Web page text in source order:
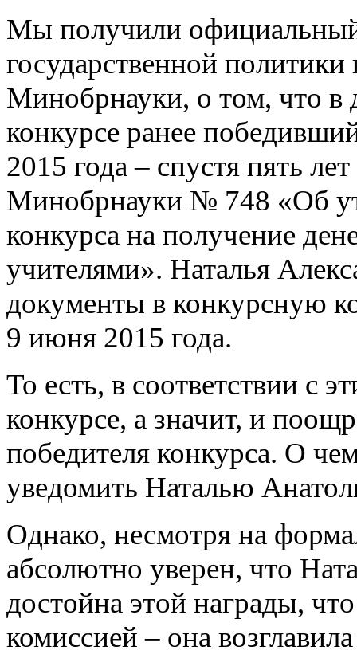
Мы получили
государственной
Минобрнауки, о том, что в
конкурсе ранее
2015 года – спустя пять
Минобрнауки № 748 «Об
конкурса на получение
учителями». Наталья
документы в конкурсную
9 июня 2015 года.
То есть, в соответствии с
конкурсе, а значит, и
победителя конкурса. О
уведомить Наталью
Однако, несмотря на
абсолютно уверен, что
достойна этой награды,
комиссией – она